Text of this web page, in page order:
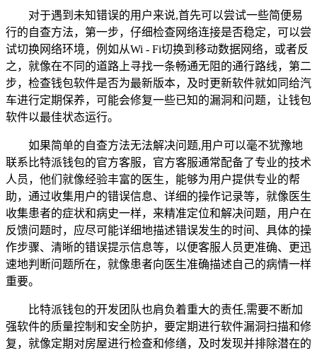
对于遇到未知错误的用户来说,首先可以尝试一些简便易
行的自查方法，第一步，仔细检查网络连接是否稳定，可以尝
试切换网络环境，例如从Wi - Fi切换到移动数据网络，或者反
之，就像在不同的道路上寻找一条畅通无阻的通行路线，第二
步，检查钱包软件是否为最新版本，及时更新软件就如同给汽
车进行定期保养，可能会修复一些已知的漏洞和问题，让钱包
软件以最佳状态运行。
如果简单的自查方法无法解决问题,用户可以毫不犹豫地
联系比特派钱包的官方客服，官方客服通常配备了专业的技术
人员，他们就像经验丰富的医生，能够为用户提供专业的帮
助，通过收集用户的错误信息、详细的操作记录等，就像医生
收集患者的症状和病史一样，来精准定位和解决问题，用户在
反馈问题时，应尽可能详细地描述错误发生的时间、具体的操
作步骤、清晰的错误提示信息等，以便客服人员更准确、更迅
速地判断问题所在，就像患者向医生准确描述自己的病情一样
重要。
比特派钱包的开发团队也肩负着重大的责任,需要不断加
强软件的质量控制和安全防护，要定期进行软件漏洞扫描和修
复，就像定期对房屋进行检查和修缮，及时发现并排除潜在的